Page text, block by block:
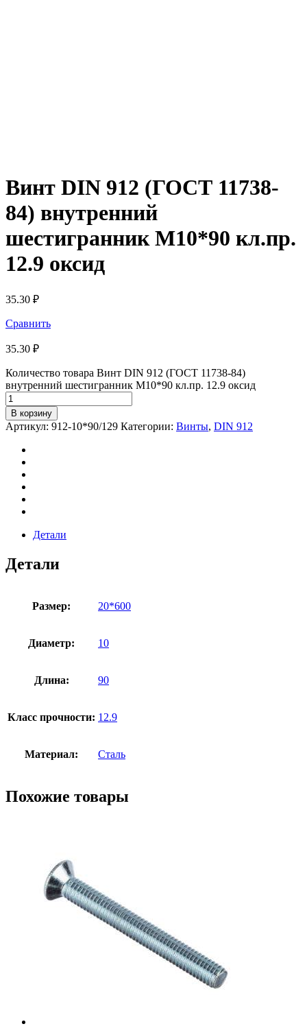
Винт DIN 912 (ГОСТ 11738-
84) внутренний
шестигранник М10*90 кл.пр.
12.9 оксид
35.30 ₽
Сравнить
35.30 ₽
Количество товара Винт DIN 912 (ГОСТ 11738-84)
внутренний шестигранник М10*90 кл.пр. 12.9 оксид
В корзину
Артикул: 912-10*90/129 Категории: Винты, DIN 912
Детали
Детали
Размер: 20*600
Диаметр: 10
Длина: 90
Класс прочности: 12.9
Материал: Сталь
Похожие товары